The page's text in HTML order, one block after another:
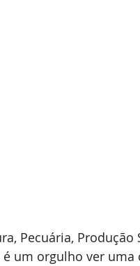
Pecuária, Produção
um orgulho ver